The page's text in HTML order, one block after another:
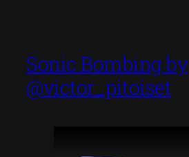
Sonic Bombing by
@victor_pitoiset